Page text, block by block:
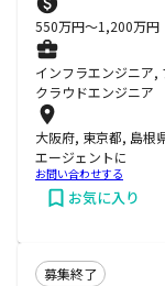
550万円〜1,200万円
インフラエンジニア,
クラウドエンジニア
大阪府, 東京都, 島根
エージェントに
お問い合わせする
お気に入り
募集終了